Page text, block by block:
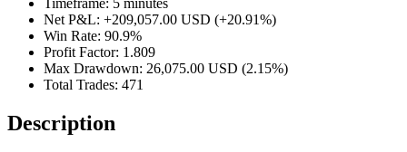
Net P&L: +209,057.00 USD (+20.91%)
Win Rate: 90.9%
Profit Factor: 1.809
Max Drawdown: 26,075.00 USD (2.15%)
Total Trades: 471
Description